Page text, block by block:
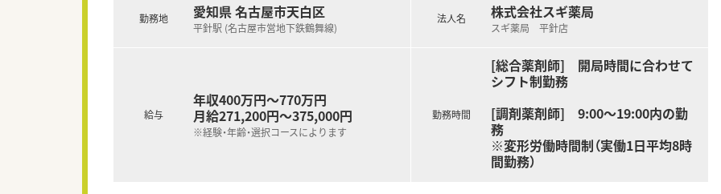
勤務地 愛知県 名古屋市天白区
平針駅 (名古屋市営地下鉄鶴舞線)
給与
年収400万円～770万円
月給271,200円～375,000円
※経験・年齢・選択コースによります
法人名 株式会社スギ薬局
スギ薬局 平針店
勤務時間
[総合薬剤師] 開局時間に合わせて
シフト制勤務
[調剤薬剤師] 9:00～19:00内の勤
務
※変形労働時間制（実働1日平均8時
間勤務）